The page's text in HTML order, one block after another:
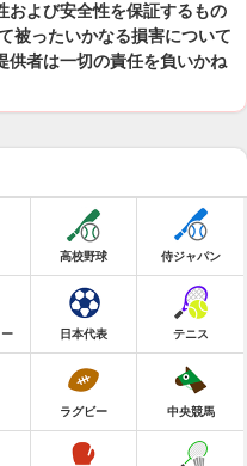
および安全性を保証するもの
被ったいかなる損害について
供者は一切の責任を負いかね
高校野球 侍ジャパン
日本代表 テニス
ラグビー 中央競馬